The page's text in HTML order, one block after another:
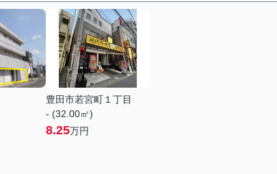
豊田市若宮町１丁目
- (32.00㎡)
8.25万円